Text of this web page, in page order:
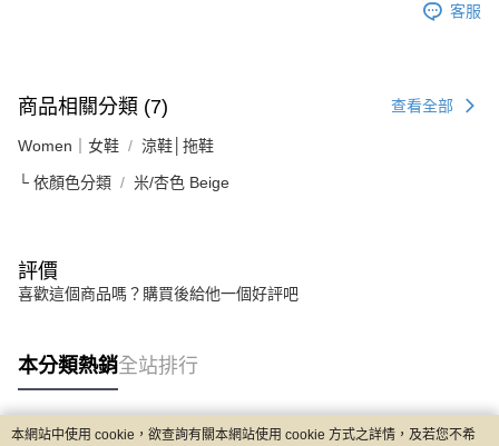
客服
商品相關分類 (7) 查看全部
Women｜女鞋 涼鞋│拖鞋
└ 依顏色分類 米/杏色 Beige
評價
喜歡這個商品嗎？購買後給他一個好評吧
本分類熱銷全站排行
本網站中使用 cookie，欲查詢有關本網站使用 cookie 方式之詳情，及若您不希